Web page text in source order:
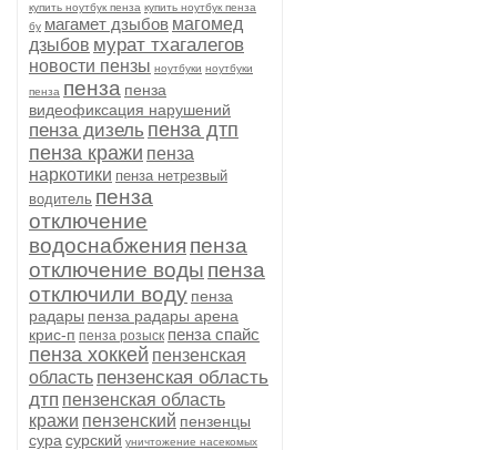
купить ноутбук пенза купить ноутбук пенза
бу магамет дзыбов магомед
дзыбов мурат тхагалегов
новости пензы ноутбуки ноутбуки
пенза пенза пенза
видеофиксация нарушений
пенза дизель пенза дтп
пенза кражи пенза
наркотики пенза нетрезвый
водитель пенза
отключение
водоснабжения пенза
отключение воды пенза
отключили воду пенза
радары пенза радары арена
крис-п пенза розыск пенза спайс
пенза хоккей пензенская
область пензенская область
дтп пензенская область
кражи пензенский пензенцы
сура сурский уничтожение насекомых